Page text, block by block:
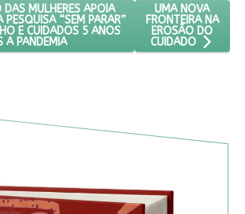
MINISTÉRIO DAS MULHERES APOIA NOVA
DAS MULHERES APOIA
PESQUISA “SEM PARAR”
E CUIDADOS 5 ANOS
A PANDEMIA
PRÓXIMO
UMA NOVA
FRONTEIRA NA
EROSÃO DO
CUIDADO